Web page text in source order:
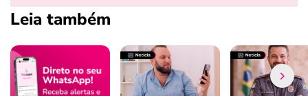
Leia também